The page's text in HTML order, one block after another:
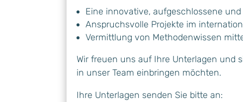
Eine innovative, aufgeschlossene
Anspruchsvolle Projekte im
Vermittlung von Methodenwissen
Wir freuen uns auf Ihre Unterlagen und
in unser Team einbringen möchten.
Ihre Unterlagen senden Sie bitte an: